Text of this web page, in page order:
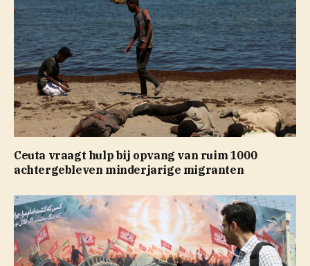
Ceuta vraagt hulp bij opvang van ruim 1000
achtergebleven minderjarige migranten